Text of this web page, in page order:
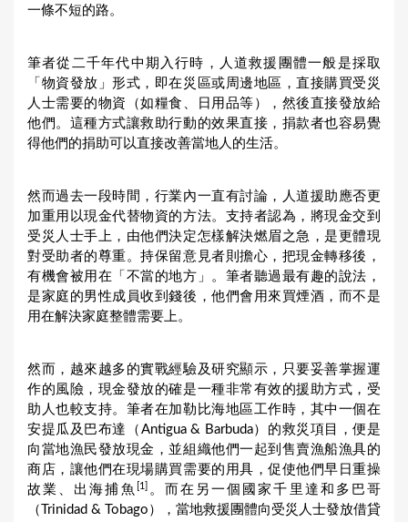
一條不短的路。
筆者從二千年代中期入行時，人道救援團體一般是採取
「物資發放」形式，即在災區或周邊地區，直接購買受災
人士需要的物資（如糧食、日用品等），然後直接發放給
他們。這種方式讓救助行動的效果直接，捐款者也容易覺
得他們的捐助可以直接改善當地人的生活。
然而過去一段時間，行業內一直有討論，人道援助應否更
加重用以現金代替物資的方法。支持者認為，將現金交到
受災人士手上，由他們決定怎樣解決燃眉之急，是更體現
對受助者的尊重。持保留意見者則擔心，把現金轉移後，
有機會被用在「不當的地方」。筆者聽過最有趣的說法，
是家庭的男性成員收到錢後，他們會用來買煙酒，而不是
用在解決家庭整體需要上。
然而，越來越多的實戰經驗及研究顯示，只要妥善掌握運
作的風險，現金發放的確是一種非常有效的援助方式，受
助人也較支持。筆者在加勒比海地區工作時，其中一個在
安提瓜及巴布達（Antigua & Barbuda）的救災項目，便是
向當地漁民發放現金，並組織他們一起到售賣漁船漁具的
商店，讓他們在現場購買需要的用具，促使他們早日重操
故業、出海捕魚
[1] 。而在另一個國家千里達和多巴哥
（Trinidad & Tobago），當地救援團體向受災人士發放借貸